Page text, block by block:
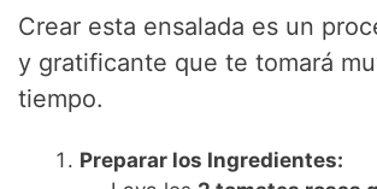
Crear esta ensalada es un
y gratificante que te tomará
tiempo.
Preparar los Ingredientes: